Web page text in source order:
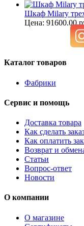
Шкаф Milary
Цена: 91600.00
Каталог товаров
Фабрики
Сервис и помощь
Доставка товара
Как сделать
Как оплатить
Возврат и
Статьи
Вопрос-ответ
Новости
О компании
О магазине